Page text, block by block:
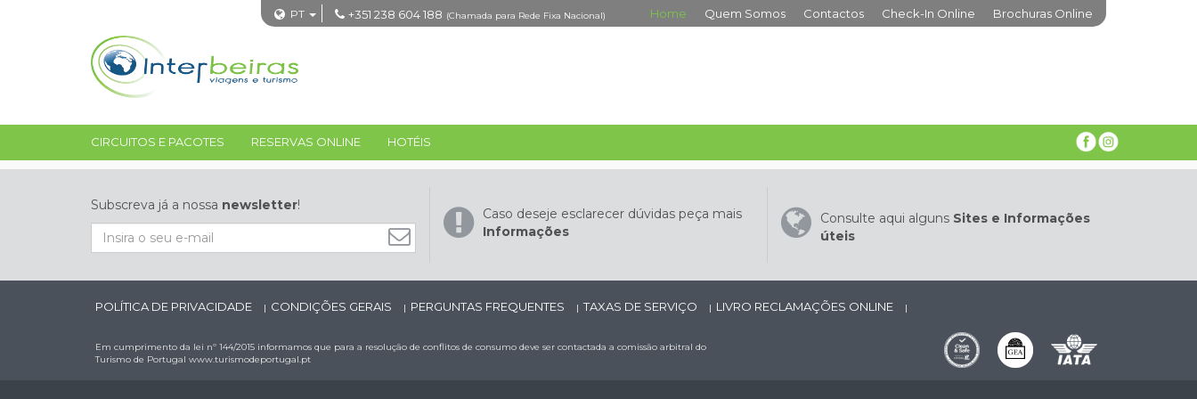
PT +351 238 604 188 (Chamada para Rede Fixa Nacional) Home Quem Somos Contactos Check-In Online Brochuras Online
CIRCUITOS E PACOTES RESERVAS ONLINE HOTÉIS
Subscreva já a nossa newsletter!
Caso deseje esclarecer dúvidas peça mais
Informações
Consulte aqui alguns Sites e Informações
úteis
POLÍTICA DE PRIVACIDADE | CONDIÇÕES GERAIS | PERGUNTAS FREQUENTES | TAXAS DE SERVIÇO | LIVRO RECLAMAÇÕES ONLINE |
Em cumprimento da lei nº 144/2015 informamos que para a resolução de conflitos de consumo deve ser contactada a comissão arbitral do
Turismo de Portugal www.turismodeportugal.pt